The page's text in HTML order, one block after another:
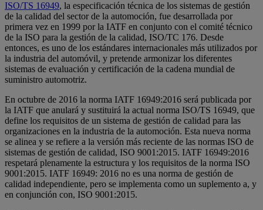
ISO/TS 16949, la especificación técnica de los sistemas de gestión
de la calidad del sector de la automoción, fue desarrollada por
primera vez en 1999 por la IATF en conjunto con el comité técnico
de la ISO para la gestión de la calidad, ISO/TC 176. Desde
entonces, es uno de los estándares internacionales más utilizados por
la industria del automóvil, y pretende armonizar los diferentes
sistemas de evaluación y certificación de la cadena mundial de
suministro automotriz.
En octubre de 2016 la norma IATF 16949:2016 será publicada por
la IATF que anulará y sustituirá la actual norma ISO/TS 16949, que
define los requisitos de un sistema de gestión de calidad para las
organizaciones en la industria de la automoción. Esta nueva norma
se alinea y se refiere a la versión más reciente de las normas ISO de
sistemas de gestión de calidad, ISO 9001:2015. IATF 16949:2016
respetará plenamente la estructura y los requisitos de la norma ISO
9001:2015. IATF 16949: 2016 no es una norma de gestión de
calidad independiente, pero se implementa como un suplemento a, y
en conjunción con, ISO 9001:2015.